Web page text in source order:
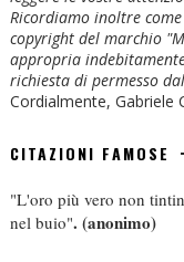
Ricordiamo inoltre
copyright del marchio
appropria
richiesta di permesso
Cordialmente, Gabriele
CITAZIONI FAMOSE
"L'oro più vero non
nel buio". (anonimo)